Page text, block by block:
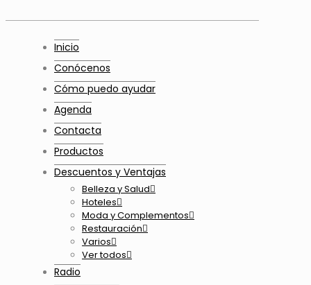
Inicio
Conócenos
Cómo puedo ayudar
Agenda
Contacta
Productos
Descuentos y Ventajas
Belleza y Salud
Hoteles
Moda y Complementos
Restauración
Varios
Ver todos
Radio